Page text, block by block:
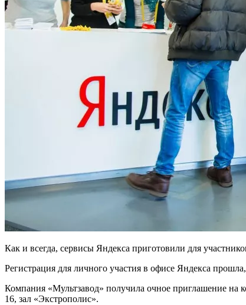
Как и всегда, сервисы Яндекса приготовили для
Регистрация для личного участия в офисе Яндекса
Компания «Мультзавод» получила очное приглашение на
16, зал «Экстрополис».